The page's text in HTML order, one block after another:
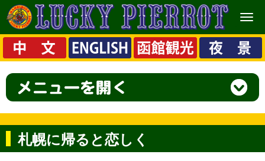
メ
ニ
ュ
ー
札幌に帰ると恋しく